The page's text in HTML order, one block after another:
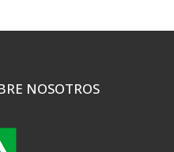
NOSOTROS